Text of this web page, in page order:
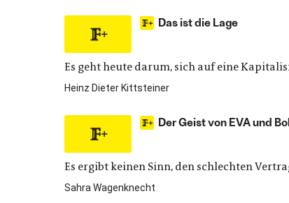
Das ist die Lage
Es geht heute darum, sich auf eine
Heinz Dieter Kittsteiner
Der Geist von EVA und
Es ergibt keinen Sinn, den schlechten
Sahra Wagenknecht